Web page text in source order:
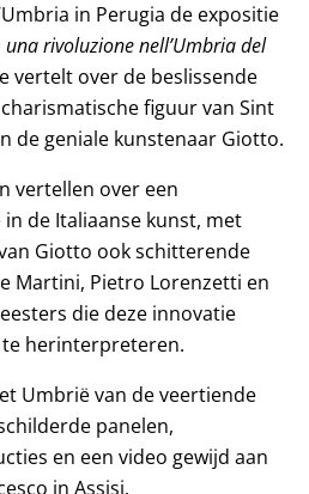
in Perugia de expositie
una rivoluzione nell’Umbria del
vertelt over de beslissende
figuur van Sint
de geniale kunstenaar Giotto.
vertellen over een
de Italiaanse kunst, met
Giotto ook schitterende
Martini, Pietro Lorenzetti en
die deze innovatie
herinterpreteren.
Umbrië van de veertiende
panelen,
en een video gewijd aan
in Assisi.